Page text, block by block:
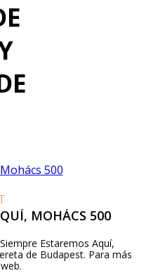
MOHÁCS 500
Estaremos Aquí,
de Budapest. Para más